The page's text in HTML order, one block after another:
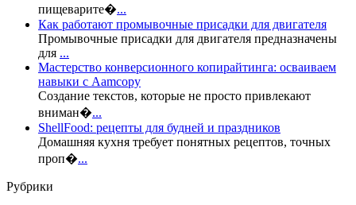
пищеварите�...
Как работают промывочные присадки для двигателя
Промывочные присадки для двигателя предназначены
для ...
Мастерство конверсионного копирайтинга: осваиваем
навыки с Aamcopy
Создание текстов, которые не просто привлекают
вниман�...
ShellFood: рецепты для будней и праздников
Домашняя кухня требует понятных рецептов, точных
проп�...
Рубрики